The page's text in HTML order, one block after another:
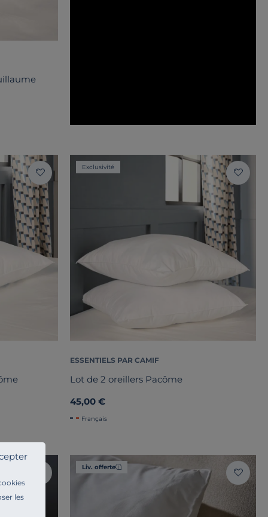
les
Exclusivité
ESSENTIELS PAR CAMIF
Lot de 2 oreillers Pacôme
45,00 €
Français
Liv. offerte